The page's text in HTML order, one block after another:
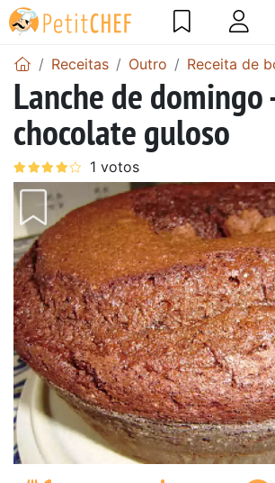
Receitas Outro Receita de
Lanche de domingo
chocolate guloso